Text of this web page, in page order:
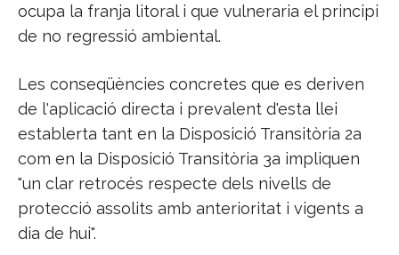
ocupa la franja litoral i que vulneraria el principi
de no regressió ambiental.
Les conseqüències concretes que es deriven
de l'aplicació directa i prevalent d'esta llei
establerta tant en la Disposició Transitòria 2a
com en la Disposició Transitòria 3a impliquen
"un clar retrocés respecte dels nivells de
protecció assolits amb anterioritat i vigents a
dia de hui".